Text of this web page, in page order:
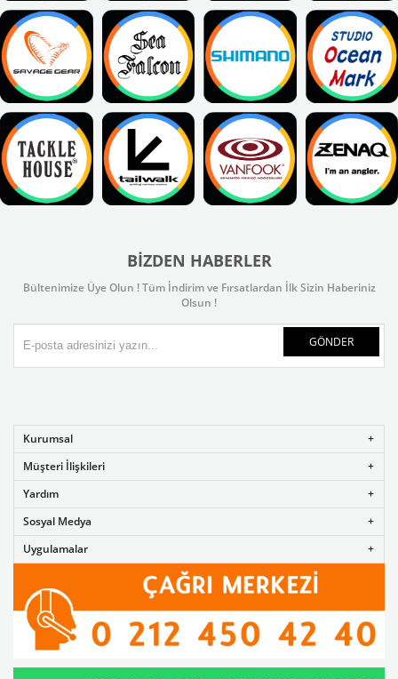
BIZDEN HABERLER
Bültenimize Üye Olun ! Tüm İndirim ve Fırsatlardan İlk Sizin Haberiniz
Olsun !
GÖNDER
Kurumsal
Müşteri İlişkileri
Yardım
Sosyal Medya
Uygulamalar